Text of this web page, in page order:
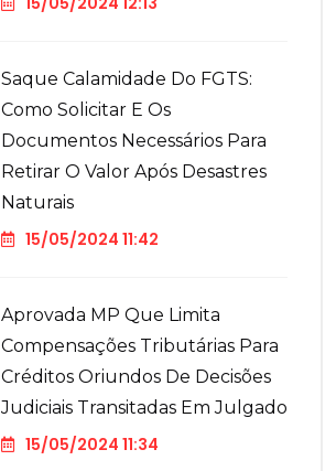
Saque Calamidade Do FGTS:
Como Solicitar E Os
Documentos Necessários Para
Retirar O Valor Após Desastres
Naturais
15/05/2024 11:42
Aprovada MP Que Limita
Compensações Tributárias Para
Créditos Oriundos De Decisões
Judiciais Transitadas Em Julgado
15/05/2024 11:34